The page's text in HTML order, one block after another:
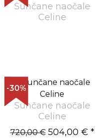
Sunčane naočale
Celine
-30%
Sunčane naočale
Celine
720,00 €504,00 € *